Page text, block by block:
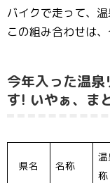
バイクで走って、温
この組み合わせは、
今年入った温
す! いやぁ、ま
県名 名称
温
称